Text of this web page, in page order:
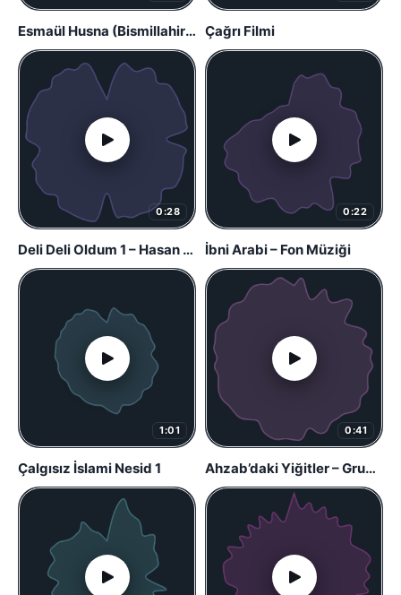
Esmaül Husna (Bismillahirrahmanirrahim) Çağrı Filmi
0:28
Deli Deli Oldum 1 – Hasan Bayar
0:22
İbni Arabi – Fon Müziği
1:01
Çalgısız İslami Nesid 1
0:41
Ahzab’daki Yiğitler – Grup İslami Direniş